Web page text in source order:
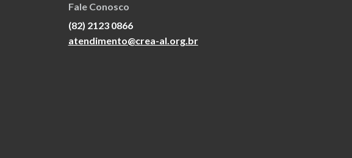
Fale Conosco
(82) 2123 0866
atendimento@crea-al.org.br